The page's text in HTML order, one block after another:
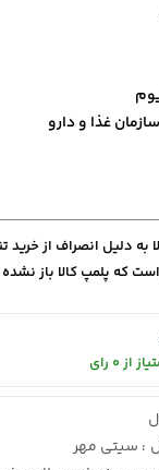
سازمان غذا و دارو
به دلیل انصراف از خرید
که پلمپ کالا باز
: سیتی مهر